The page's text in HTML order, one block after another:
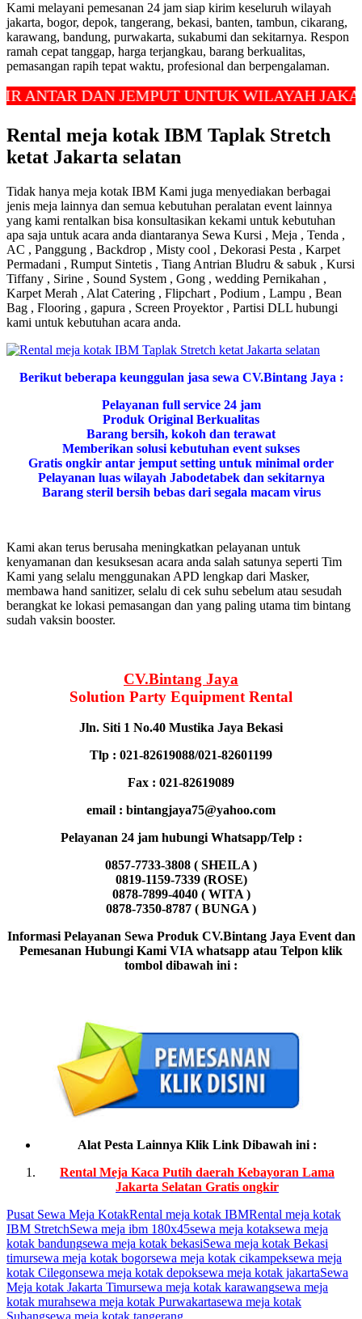
Kami melayani pemesanan 24 jam siap kirim keseluruh wilayah
jakarta, bogor, depok, tangerang, bekasi, banten, tambun, cikarang,
karawang, bandung, purwakarta, sukabumi dan sekitarnya. Respon
ramah cepat tanggap, harga terjangkau, barang berkualitas,
pemasangan rapih tepat waktu, profesional dan berpengalaman.
DAN JEMPUT UNTUK WILAYAH JAKARTA,
Rental meja kotak IBM Taplak Stretch
ketat Jakarta selatan
Tidak hanya meja kotak IBM Kami juga menyediakan berbagai
jenis meja lainnya dan semua kebutuhan peralatan event lainnya
yang kami rentalkan bisa konsultasikan kekami untuk kebutuhan
apa saja untuk acara anda diantaranya Sewa Kursi , Meja , Tenda ,
AC , Panggung , Backdrop , Misty cool , Dekorasi Pesta , Karpet
Permadani , Rumput Sintetis , Tiang Antrian Bludru & sabuk , Kursi
Tiffany , Sirine , Sound System , Gong , wedding Pernikahan ,
Karpet Merah , Alat Catering , Flipchart , Podium , Lampu , Bean
Bag , Flooring , gapura , Screen Proyektor , Partisi DLL hubungi
kami untuk kebutuhan acara anda.
Berikut beberapa keunggulan jasa sewa CV.Bintang Jaya :
Pelayanan full service 24 jam
Produk Original Berkualitas
Barang bersih, kokoh dan terawat
Memberikan solusi kebutuhan event sukses
Gratis ongkir antar jemput setting untuk minimal order
Pelayanan luas wilayah Jabodetabek dan sekitarnya
Barang steril bersih bebas dari segala macam virus
Kami akan terus berusaha meningkatkan pelayanan untuk
kenyamanan dan kesuksesan acara anda salah satunya seperti Tim
Kami yang selalu menggunakan APD lengkap dari Masker,
membawa hand sanitizer, selalu di cek suhu sebelum atau sesudah
berangkat ke lokasi pemasangan dan yang paling utama tim bintang
sudah vaksin booster.
CV.Bintang Jaya
Solution Party Equipment Rental
Jln. Siti 1 No.40 Mustika Jaya Bekasi
Tlp : 021-82619088/021-82601199
Fax : 021-82619089
email : bintangjaya75@yahoo.com
Pelayanan 24 jam hubungi Whatsapp/Telp :
0857-7733-3808 ( SHEILA )
0819-1159-7339 (ROSE)
0878-7899-4040 ( WITA )
0878-7350-8787 ( BUNGA )
Informasi Pelayanan Sewa Produk CV.Bintang Jaya Event dan
Pemesanan Hubungi Kami VIA whatsapp atau Telpon klik
tombol dibawah ini :
Alat Pesta Lainnya Klik Link Dibawah ini :
Rental Meja Kaca Putih daerah Kebayoran Lama
Jakarta Selatan Gratis ongkir
Pusat Sewa Meja KotakRental meja kotak IBMRental meja kotak
IBM StretchSewa meja ibm 180x45sewa meja kotaksewa meja
kotak bandungsewa meja kotak bekasiSewa meja kotak Bekasi
timursewa meja kotak bogorsewa meja kotak cikampeksewa meja
kotak Cilegonsewa meja kotak depoksewa meja kotak jakartaSewa
Meja kotak Jakarta Timursewa meja kotak karawangsewa meja
kotak murahsewa meja kotak Purwakartasewa meja kotak